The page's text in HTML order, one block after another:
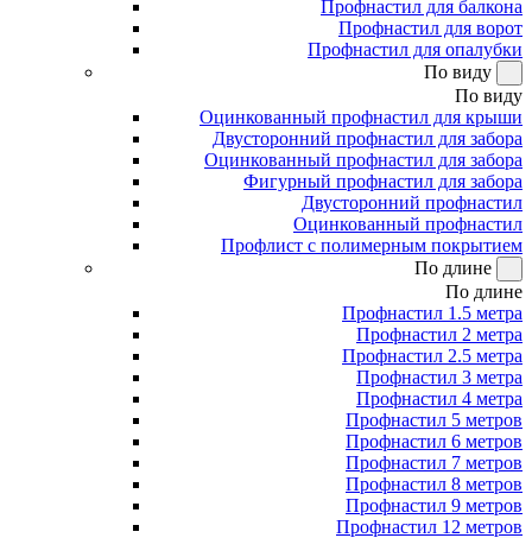
Профнастил для балкона
Профнастил для ворот
Профнастил для опалубки
По виду
По виду
Оцинкованный профнастил для крыши
Двусторонний профнастил для забора
Оцинкованный профнастил для забора
Фигурный профнастил для забора
Двусторонний профнастил
Оцинкованный профнастил
Профлист с полимерным покрытием
По длине
По длине
Профнастил 1.5 метра
Профнастил 2 метра
Профнастил 2.5 метра
Профнастил 3 метра
Профнастил 4 метра
Профнастил 5 метров
Профнастил 6 метров
Профнастил 7 метров
Профнастил 8 метров
Профнастил 9 метров
Профнастил 12 метров